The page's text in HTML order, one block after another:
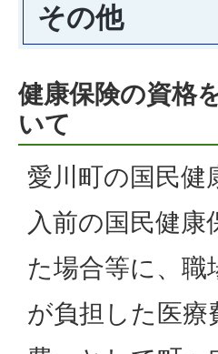
その他
健康保険の資格
いて
愛川町の国民健
入前の国民健
た場合等に、職
が負担した医